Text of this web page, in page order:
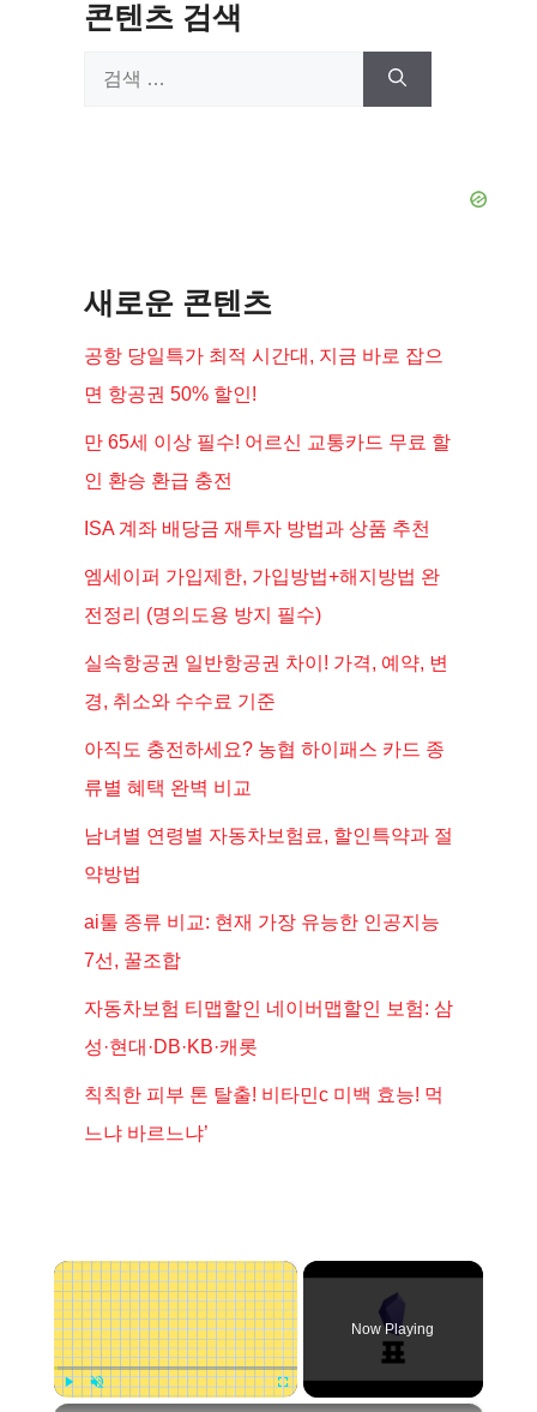
콘텐츠 검색
새로운 콘텐츠
공항 당일특가 최적 시간대, 지금 바로 잡으
면 항공권 50% 할인!
만 65세 이상 필수! 어르신 교통카드 무료 할
인 환승 환급 충전
ISA 계좌 배당금 재투자 방법과 상품 추천
엠세이퍼 가입제한, 가입방법+해지방법 완
전정리 (명의도용 방지 필수)
실속항공권 일반항공권 차이! 가격, 예약, 변
경, 취소와 수수료 기준
아직도 충전하세요? 농협 하이패스 카드 종
류별 혜택 완벽 비교
남녀별 연령별 자동차보험료, 할인특약과 절
약방법
ai툴 종류 비교: 현재 가장 유능한 인공지능
7선, 꿀조합
자동차보험 티맵할인 네이버맵할인 보험: 삼
성·현대·DB·KB·캐롯
칙칙한 피부 톤 탈출! 비타민c 미백 효능! 먹
느냐 바르느냐’
×
Play Unmute Fullscreen
Now Playing